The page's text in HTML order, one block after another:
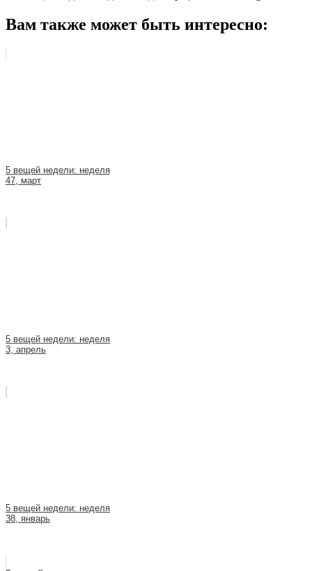
Вам также может быть интересно:
5 вещей недели: неделя
47, март
5 вещей недели: неделя
3, апрель
5 вещей недели: неделя
38, январь